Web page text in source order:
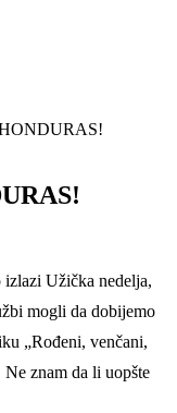
Užička nedelja,
mogli da dobijemo
„Rođeni, venčani,
znam da li uopšte